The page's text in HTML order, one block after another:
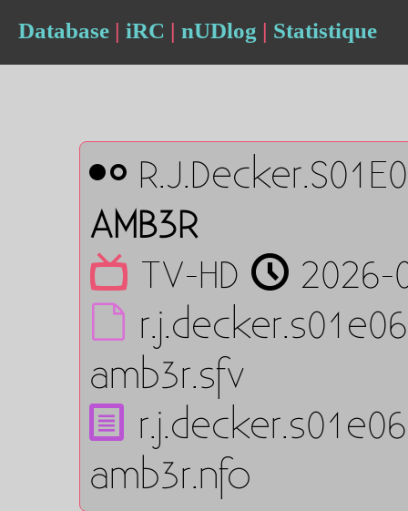
Database | iRC | nUDlog | Statistique
AMB3R
TV-HD
2026-
amb3r.sfv
amb3r.nfo